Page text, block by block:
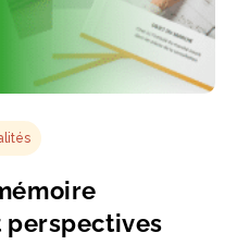
perspectives